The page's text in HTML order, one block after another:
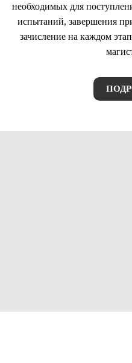
необходимых для
испытаний, завершения
зачисление на каждом